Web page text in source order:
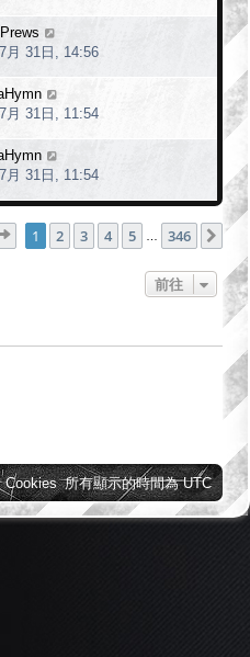
月 31日, 14:56
月 31日, 11:54
月 31日, 11:54
1頁 (共 346 頁)
1 2 3 4 5 346 下
前往
所有顯示的時間為UTC
Cookies